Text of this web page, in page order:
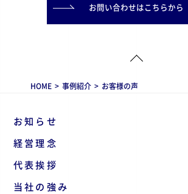
お問い合わせはこちらから
HOME > 事例紹介 > お客様の声
お知らせ
経営理念
代表挨拶
当社の強み